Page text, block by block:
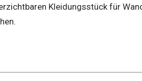
Kleidungsstück für